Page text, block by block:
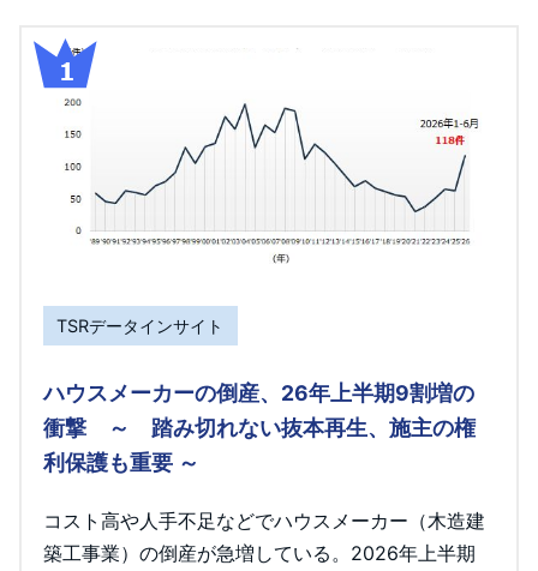
TSRデータインサイト
ハウスメーカーの倒産、26年上半期9割増の
衝撃 ～ 踏み切れない抜本再生、施主の権
利保護も重要 ～
コスト高や人手不足などでハウスメーカー（木造建
築工事業）の倒産が急増している。2026年上半期